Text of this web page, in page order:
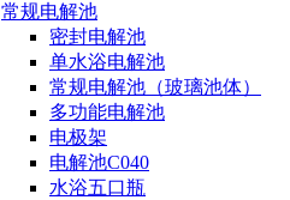
常规电解池
密封电解池
单水浴电解池
常规电解池（玻璃池体）
多功能电解池
电极架
电解池C040
水浴五口瓶